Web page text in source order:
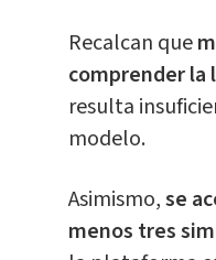
Recalcan que
comprender la
resulta
modelo.
Asimismo,se
menos tres